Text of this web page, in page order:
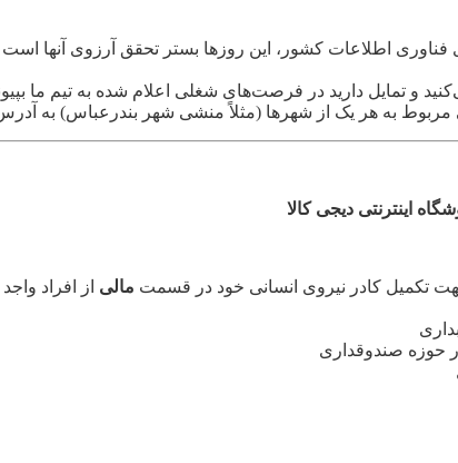
فناوری اطلاعات کشور، این روزها بستر تحقق آرزوی آنها
و تمایل دارید در فرصت‌های شغلی اعلام شده به تیم ما
مربوط به هر یک از شهرها (مثلاً منشی شهر بندرعباس) به
اینترنتی دیجی کالا
تکمیل کادر نیروی انسانی خود در قسمت مالی از افراد